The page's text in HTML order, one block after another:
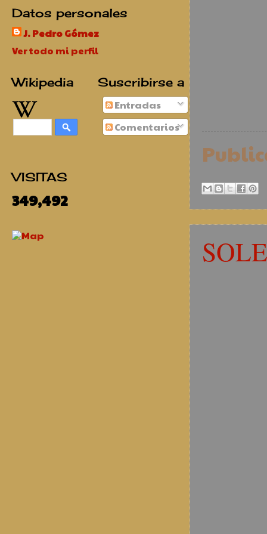
Datos personales
J. Pedro Gómez
Ver todo mi perfil
Wikipedia Suscribirse a
Entradas
Comentarios
VISITAS
349,492